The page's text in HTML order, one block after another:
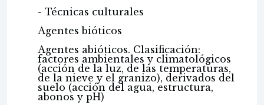
- Técnicas culturales
Agentes bióticos
Agentes abióticos. Clasificación:
factores ambientales y climatológicos
(acción de la luz, de las temperaturas,
de la nieve y el granizo), derivados del
suelo (acción del agua, estructura,
abonos y pH)